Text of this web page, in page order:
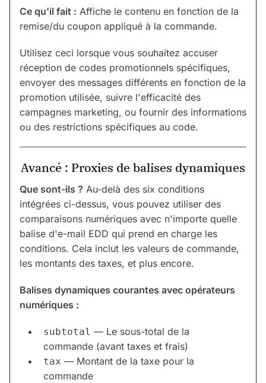
Ce qu'il fait : Affiche le contenu en fonction de la
remise/du coupon appliqué à la commande.
Utilisez ceci lorsque vous souhaitez accuser
réception de codes promotionnels spécifiques,
envoyer des messages différents en fonction de la
promotion utilisée, suivre l'efficacité des
campagnes marketing, ou fournir des informations
ou des restrictions spécifiques au code.
Avancé : Proxies de balises dynamiques
Que sont-ils ? Au-delà des six conditions
intégrées ci-dessus, vous pouvez utiliser des
comparaisons numériques avec n'importe quelle
balise d'e-mail EDD qui prend en charge les
conditions. Cela inclut les valeurs de commande,
les montants des taxes, et plus encore.
Balises dynamiques courantes avec opérateurs
numériques :
subtotal — Le sous-total de la
commande (avant taxes et frais)
tax — Montant de la taxe pour la
commande